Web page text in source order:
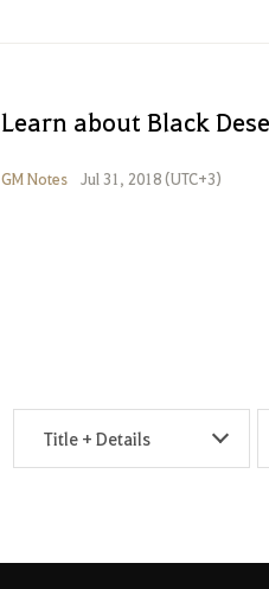
Learn about Black
GM Notes Jul 31, 2018 (UTC+3)